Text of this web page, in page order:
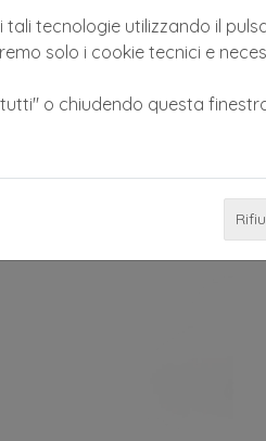
Previous
tali tecnologie utilizzando il
solo i cookie tecnici e
o chiudendo questa